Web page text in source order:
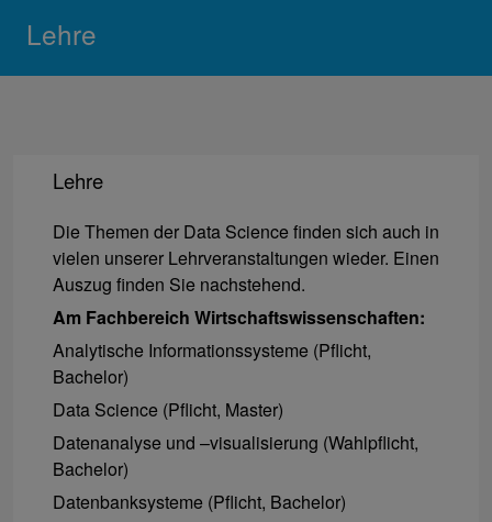
Lehre
Lehre
Die Themen der Data Science finden sich auch in
vielen unserer Lehrveranstaltungen wieder. Einen
Auszug finden Sie nachstehend.
Am Fachbereich Wirtschaftswissenschaften:
Analytische Informationssysteme (Pflicht,
Bachelor)
Data Science (Pflicht, Master)
Datenanalyse und –visualisierung (Wahlpflicht,
Bachelor)
Datenbanksysteme (Pflicht, Bachelor)